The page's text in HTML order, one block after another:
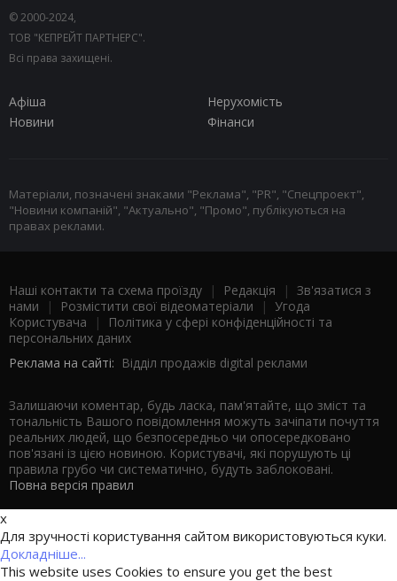
© 2000-2024,
ТОВ "КЕПРЕЙТ ПАРТНЕРС".
Всі права захищені.
Афіша
Нерухомість
Новини
Фінанси
Матеріали, позначені знаками "Реклама", "PR", "Спецпроект",
"Новини компаній", "Актуально", "Промо", публікуються на
правах реклами.
Наші контакти та схема проїзду | Редакція | Зв'язатися з
нами | Розмістити свої відеоматеріали | Угода
Користувача |
Політика у сфері конфіденційності та
персональних даних
Реклама на сайті: Відділ продажів digital реклами
Залишаючи коментар, будь ласка, пам'ятайте, що зміст та
тональність Вашого повідомлення можуть зачіпати почуття
реальних людей, що безпосередньо чи опосередковано
пов'язані із цією новиною. Користувачі, які порушують ці
правила грубо чи систематично, будуть заблоковані.
Повна версія правил
x
Для зручності користування сайтом використовуються куки.
Докладніше...
This website uses Cookies to ensure you get the best